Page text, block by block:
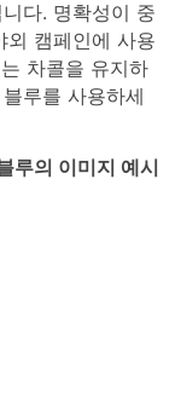
다. 명확성이 중
외 캠페인에 사용
차콜을 유지하
루를 사용하세
루의 이미지 예시